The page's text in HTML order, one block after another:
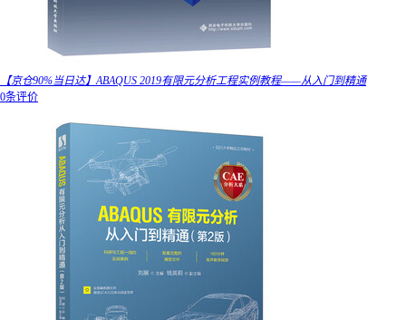
【京仓90%当日达】ABAQUS 2019有限元分析工程实例教程——从入门到精通
0条评价